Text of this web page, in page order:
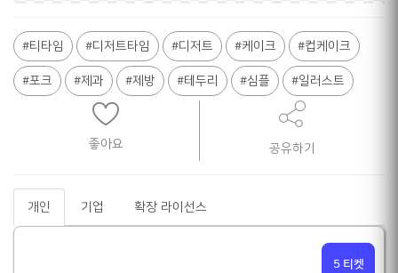
티타임 디저트타임 디저트 케이크 컵케이크
포크 제과 제방 테두리 심플 일러스트
좋아요 공유하기
개인 기업 확장 라이선스
5 티켓